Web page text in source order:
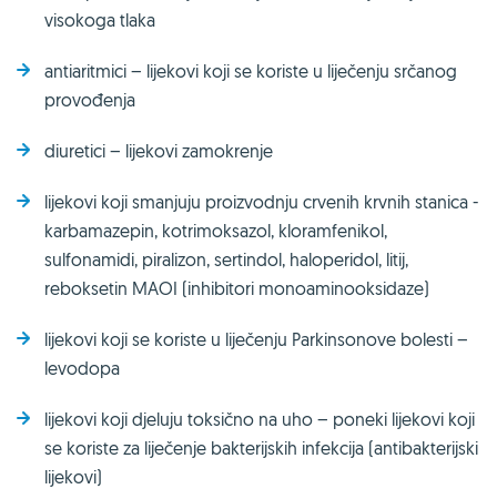
visokoga tlaka
antiaritmici – lijekovi koji se koriste u liječenju srčanog
provođenja
diuretici – lijekovi zamokrenje
lijekovi koji smanjuju proizvodnju crvenih krvnih stanica -
karbamazepin, kotrimoksazol, kloramfenikol,
sulfonamidi, piralizon, sertindol, haloperidol, litij,
reboksetin MAOI (inhibitori monoaminooksidaze)
lijekovi koji se koriste u liječenju Parkinsonove bolesti –
levodopa
lijekovi koji djeluju toksično na uho – poneki lijekovi koji
se koriste za liječenje bakterijskih infekcija (antibakterijski
lijekovi)